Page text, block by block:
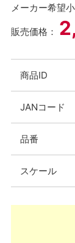
メーカー希望
販売価格：
商品ID
JANコード
品番
スケール